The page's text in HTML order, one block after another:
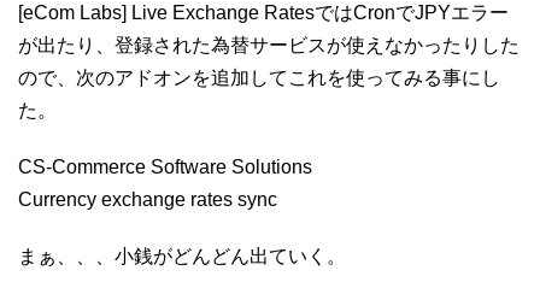
[eCom Labs] Live Exchange RatesではCronでJPYエラー
が出たり、登録された為替サービスが使えなかったりした
ので、次のアドオンを追加してこれを使ってみる事にし
た。
CS-Commerce Software Solutions
Currency exchange rates sync
まぁ、、、小銭がどんどん出ていく。